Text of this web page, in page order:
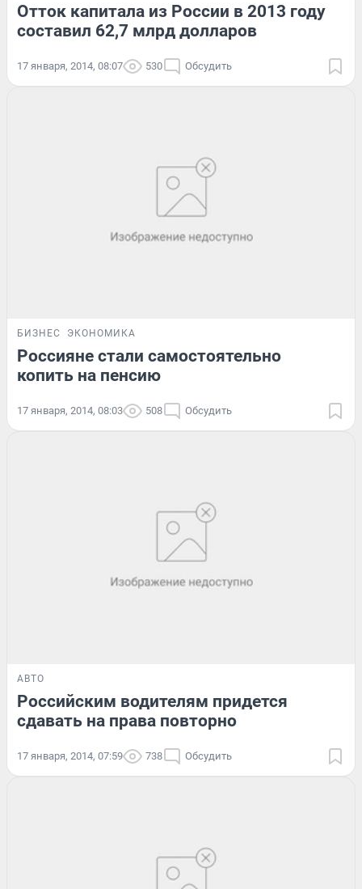
Отток капитала из России в 2013 году
составил 62,7 млрд долларов
17 января, 2014, 08:07 530 Обсудить
БИЗНЕС ЭКОНОМИКА
Россияне стали самостоятельно
копить на пенсию
17 января, 2014, 08:03 508 Обсудить
АВТО
Российским водителям придется
сдавать на права повторно
17 января, 2014, 07:59 738 Обсудить